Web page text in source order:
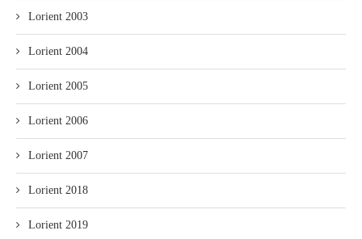
Lorient 2003
Lorient 2004
Lorient 2005
Lorient 2006
Lorient 2007
Lorient 2018
Lorient 2019